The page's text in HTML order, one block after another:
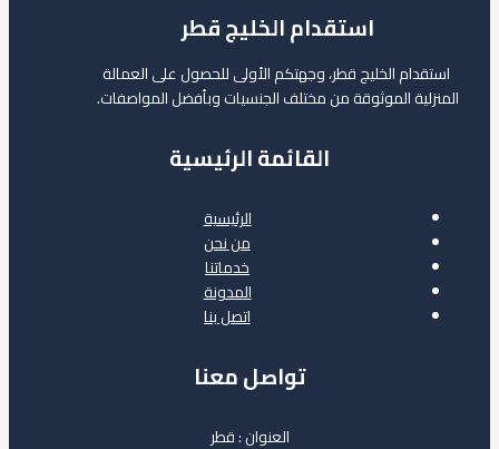
استقدام الخليج قطر
استقدام الخليج قطر، وجهتكم الأولى للحصول على العمالة
المنزلية الموثوقة من مختلف الجنسيات وبأفضل المواصفات.
القائمة الرئيسية
الرئيسية
من نحن
خدماتنا
المدونة
اتصل بنا
تواصل معنا
العنوان : قطر